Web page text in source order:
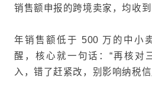
销售额申报的跨境卖家，均收到
年销售额低于 500 万的中小
醒，核心就一句话：“再核对
入，错了赶紧改，别影响纳税信